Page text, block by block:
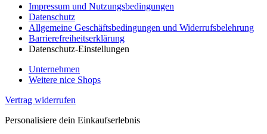
Impressum und Nutzungsbedingungen
Datenschutz
Allgemeine Geschäftsbedingungen und Widerrufsbelehrung
Barrierefreiheitserklärung
Datenschutz-Einstellungen
Unternehmen
Weitere nice Shops
Vertrag widerrufen
Personalisiere dein Einkaufserlebnis